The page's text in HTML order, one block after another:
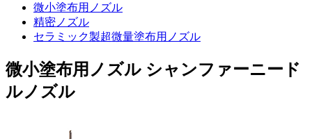
微小塗布用ノズル
精密ノズル
セラミック製超微量塗布用ノズル
微小塗布用ノズル シャンファーニード
ルノズル